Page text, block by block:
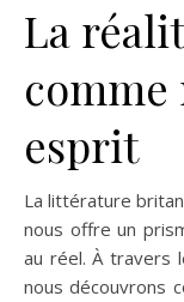
La
esprit
La littérature
nous offre un
au réel. À travers
nous découvrons